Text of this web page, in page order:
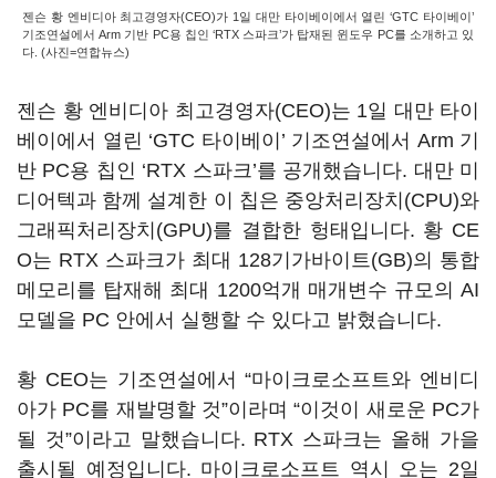
젠슨 황 엔비디아 최고경영자(CEO)가 1일 대만 타이베이에서 열린 ‘GTC 타이베이’
기조연설에서 Arm 기반 PC용 칩인 ‘RTX 스파크’가 탑재된 윈도우 PC를 소개하고 있
다. (사진=연합뉴스)
젠슨 황 엔비디아 최고경영자(CEO)는 1일 대만 타이
베이에서 열린 ‘GTC 타이베이’ 기조연설에서 Arm 기
반 PC용 칩인 ‘RTX 스파크’를 공개했습니다. 대만 미
디어텍과 함께 설계한 이 칩은 중앙처리장치(CPU)와
그래픽처리장치(GPU)를 결합한 헝태입니다. 황 CE
O는 RTX 스파크가 최대 128기가바이트(GB)의 통합
메모리를 탑재해 최대 1200억개 매개변수 규모의 AI
모델을 PC 안에서 실행할 수 있다고 밝혔습니다.
황 CEO는 기조연설에서 “마이크로소프트와 엔비디
아가 PC를 재발명할 것”이라며 “이것이 새로운 PC가
될 것”이라고 말했습니다. RTX 스파크는 올해 가을
출시될 예정입니다. 마이크로소프트 역시 오는 2일